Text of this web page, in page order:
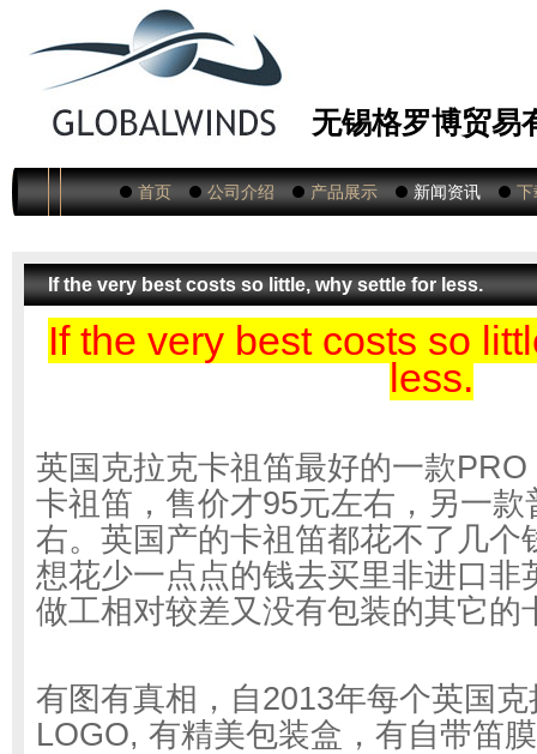
无锡格罗博贸易
首页 公司介绍 产品展示 新闻资讯 下
If the very best costs so little, why settle for less.
If the very best costs so
less.
英国克拉克卡祖笛最好的一款
卡祖笛，售价才95元左右，另一款
右。英国产的卡祖笛都花不了几个
想花少一点点的钱去买里非进口非
做工相对较差又没有包装的其它的
有图有真相，自2013年每个英国
LOGO, 有精美包装盒，有自带笛膜